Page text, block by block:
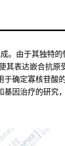
。由于其独特
其表达嵌合抗原
确定寡核苷酸
因治疗的研究